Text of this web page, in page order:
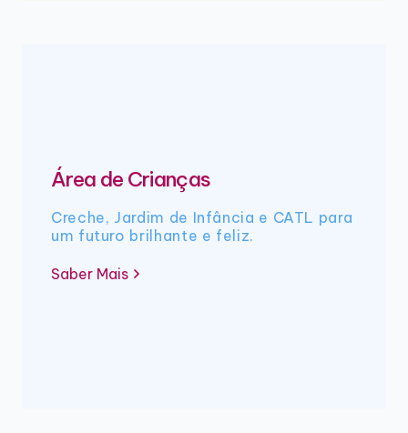
Área de Crianças
Creche, Jardim de Infância e CATL para
um futuro brilhante e feliz.
Saber Mais